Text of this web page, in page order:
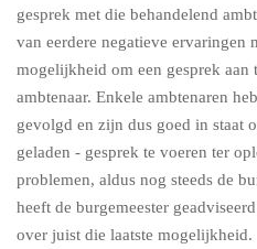
gesprek met die behandelend
van eerdere negatieve ervaringen
mogelijkheid om een gesprek aan
ambtenaar. Enkele ambtenaren
gevolgd en zijn dus goed in staat
geladen - gesprek te voeren ter
problemen, aldus nog steeds de
heeft de burgemeester
over juist die laatste mogelijkheid.